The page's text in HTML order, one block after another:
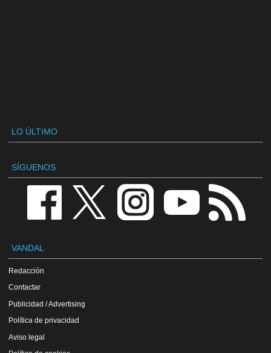
LO ÚLTIMO
SÍGUENOS
VANDAL
Redacción
Contactar
Publicidad / Advertising
Política de privacidad
Aviso legal